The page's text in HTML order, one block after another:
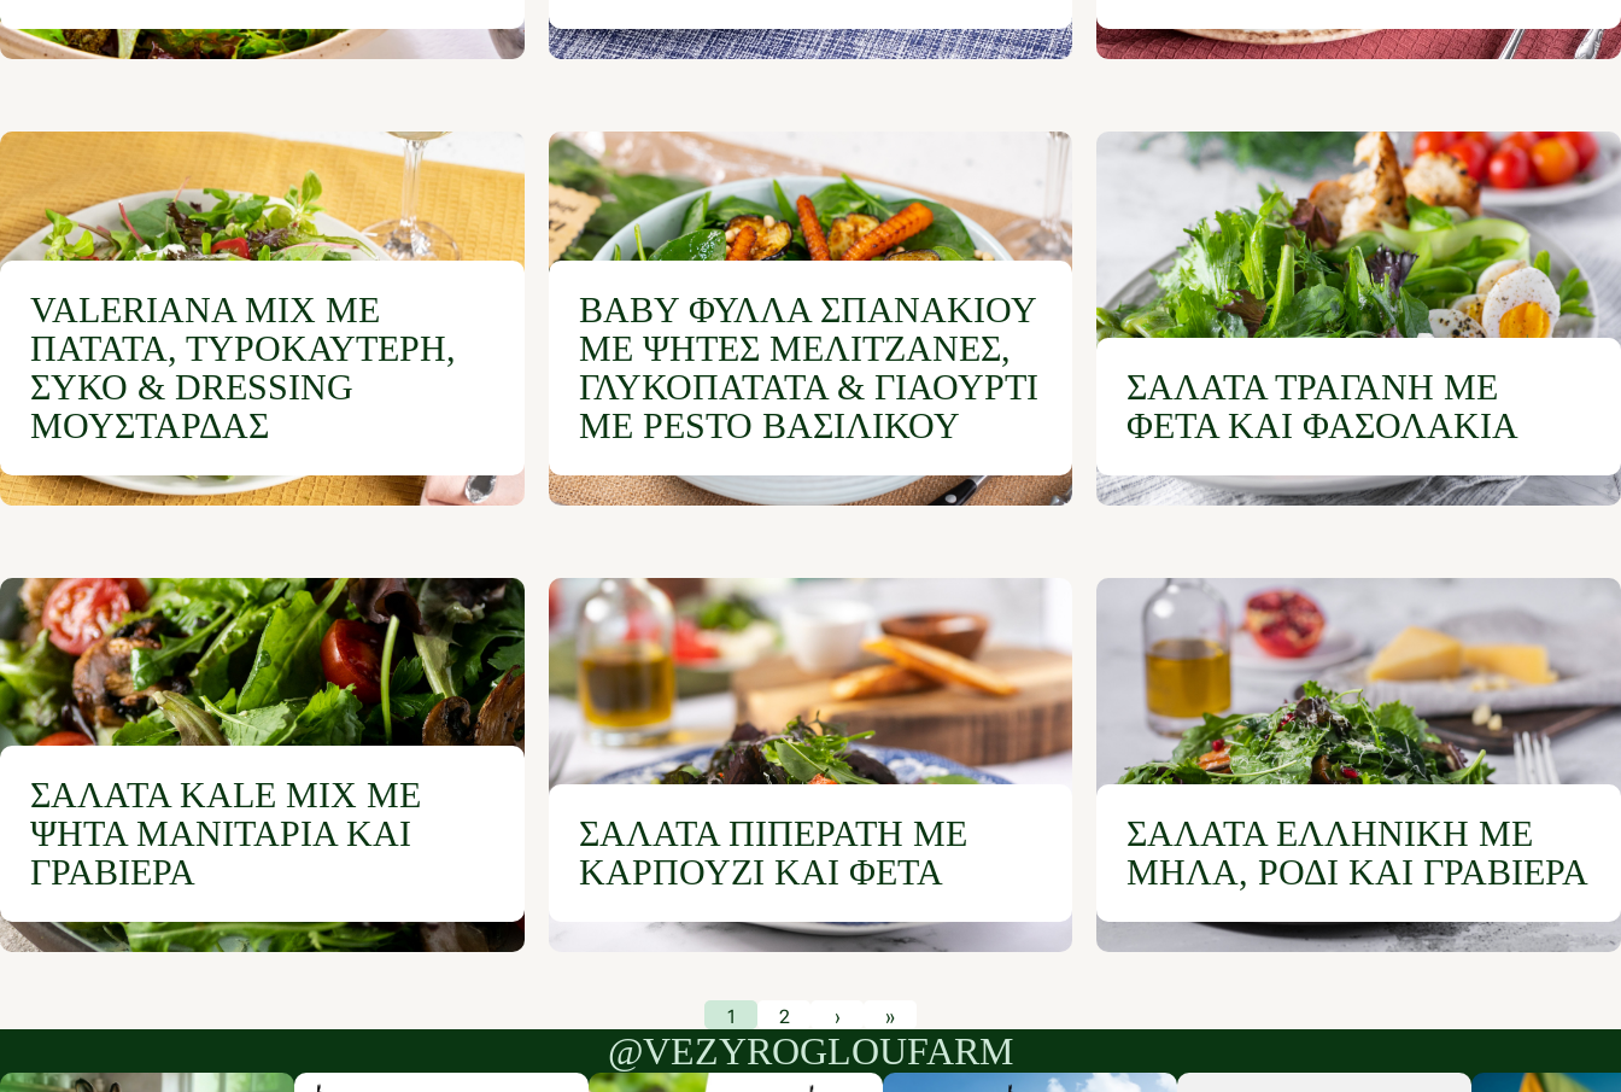
VALERIANA MIX ΜΕ
ΠΑΤΆΤΑ, ΤΥΡΟΚΑΥΤΕΡΉ,
ΣΎΚΟ & DRESSING
ΜΟΥΣΤΆΡΔΑΣ
BABY ΦΎΛΛΑ ΣΠΑΝΑΚΙΟΎ
ΜΕ ΨΗΤΈΣ ΜΕΛΙΤΖΆΝΕΣ,
ΓΛΥΚΟΠΑΤΆΤΑ & ΓΙΑΟΎΡΤΙ
ΜΕ PESTO ΒΑΣΙΛΙΚΟΎ
ΣΑΛΆΤΑ ΤΡΑΓΑΝΉ ΜΕ
ΦΈΤΑ ΚΑΙ ΦΑΣΟΛΆΚΙΑ
ΣΑΛΆΤΑ ΚALE MIX ΜΕ
ΨΗΤΆ ΜΑΝΙΤΆΡΙΑ ΚΑΙ
ΓΡΑΒΙΈΡΑ
ΣΑΛΆΤΑ ΠΙΠΕΡΆΤΗ ΜΕ
ΚΑΡΠΟΎΖΙ ΚΑΙ ΦΈΤΑ
ΣΑΛΆΤΑ ΕΛΛΗΝΙΚΉ ΜΕ
ΜΉΛΑ, ΡΌΔΙ ΚΑΙ ΓΡΑΒΙΈΡΑ
1 2 › »
@VEZYROGLOUFARM